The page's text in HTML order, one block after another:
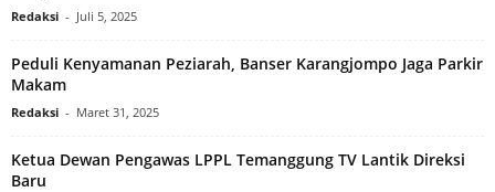
Redaksi - Juli 5, 2025
Peduli Kenyamanan Peziarah, Banser Karangjompo Jaga Parkir
Makam
Redaksi - Maret 31, 2025
Ketua Dewan Pengawas LPPL Temanggung TV Lantik Direksi
Baru